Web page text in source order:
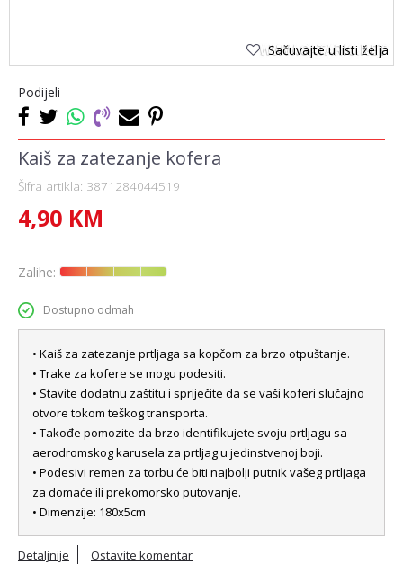
Sačuvajte u listi želja
Podijeli
Kaiš za zatezanje kofera
Šifra artikla: 3871284044519
4,90 KM
Zalihe:
Dostupno odmah
• Kaiš za zatezanje prtljaga sa kopčom za brzo otpuštanje.
• Trake za kofere se mogu podesiti.
• Stavite dodatnu zaštitu i spriječite da se vaši koferi slučajno
otvore tokom teškog transporta.
• Takođe pomozite da brzo identifikujete svoju prtljagu sa
aerodromskog karusela za prtljag u jedinstvenoj boji.
• Podesivi remen za torbu će biti najbolji putnik vašeg prtljaga
za domaće ili prekomorsko putovanje.
• Dimenzije: 180x5cm
Detaljnije Ostavite komentar